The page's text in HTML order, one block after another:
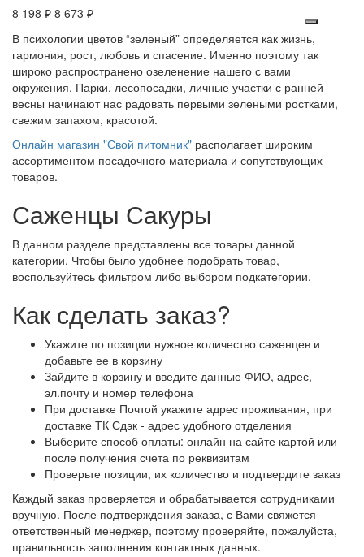
8 198 ₽ 8 673 ₽
В психологии цветов “зеленый” определяется как жизнь,
гармония, рост, любовь и спасение. Именно поэтому так
широко распространено озеленение нашего с вами
окружения. Парки, лесопосадки, личные участки с ранней
весны начинают нас радовать первыми зелеными ростками,
свежим запахом, красотой.
Онлайн магазин "Свой питомник" располагает широким
ассортиментом посадочного материала и сопутствующих
товаров.
Саженцы Сакуры
В данном разделе представлены все товары данной
категории. Чтобы было удобнее подобрать товар,
воспользуйтесь фильтром либо выбором подкатегории.
Как сделать заказ?
Укажите по позиции нужное количество саженцев и
добавьте ее в корзину
Зайдите в корзину и введите данные ФИО, адрес,
эл.почту и номер телефона
При доставке Почтой укажите адрес проживания, при
доставке ТК Сдэк - адрес удобного отделения
Выберите способ оплаты: онлайн на сайте картой или
после получения счета по реквизитам
Проверьте позиции, их количество и подтвердите заказ
Каждый заказ проверяется и обрабатывается сотрудниками
вручную. После подтверждения заказа, с Вами свяжется
ответственный менеджер, поэтому проверяйте, пожалуйста,
правильность заполнения контактных данных.